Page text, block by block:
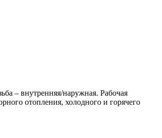
– внутренняя/наружная. Рабочая
отопления, холодного и горячего